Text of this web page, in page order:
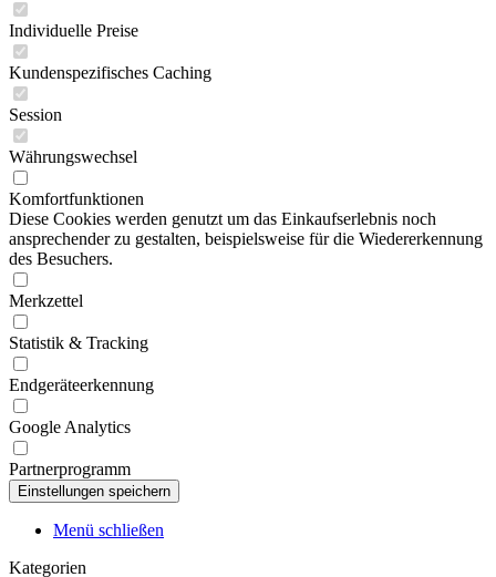
Individuelle Preise
Kundenspezifisches Caching
Session
Währungswechsel
Komfortfunktionen
Diese Cookies werden genutzt um das Einkaufserlebnis noch
ansprechender zu gestalten, beispielsweise für die Wiedererkennung
des Besuchers.
Merkzettel
Statistik & Tracking
Endgeräteerkennung
Google Analytics
Partnerprogramm
Menü schließen
Kategorien